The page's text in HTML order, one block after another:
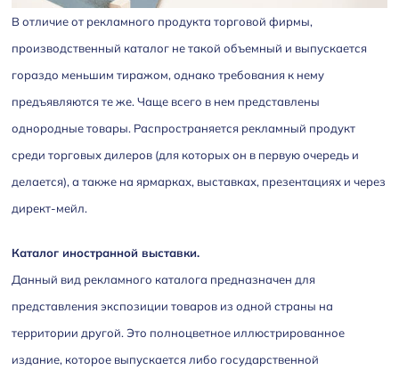
В отличие от рекламного продукта торговой фирмы,
производственный каталог не такой объемный и выпускается
гораздо меньшим тиражом, однако требования к нему
предъявляются те же. Чаще всего в нем представлены
однородные товары. Распространяется рекламный продукт
среди торговых дилеров (для которых он в первую очередь и
делается), а также на ярмарках, выставках, презентациях и через
директ-мейл.
Каталог иностранной выставки.
Данный вид рекламного каталога предназначен для
представления экспозиции товаров из одной страны на
территории другой. Это полноцветное иллюстрированное
издание, которое выпускается либо государственной